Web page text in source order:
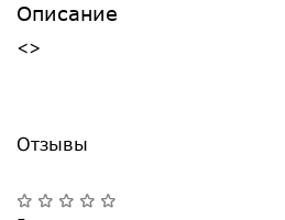
Описание
<>
Отзывы